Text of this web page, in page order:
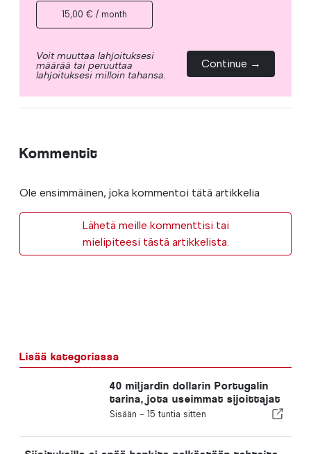
15,00 € / month
Voit muuttaa lahjoituksesi
määrää tai peruuttaa
lahjoituksesi milloin tahansa.
Continue →
Kommentit
Ole ensimmäinen, joka kommentoi tätä artikkelia
Lähetä meille kommenttisi tai
mielipiteesi tästä artikkelista.
Lisää kategoriassa
40 miljardin dollarin Portugalin
tarina, jota useimmat sijoittajat
eivät huomaa
Sisään - 15 tuntia sitten